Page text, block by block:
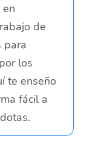
de
para
los
te enseño
fácil a